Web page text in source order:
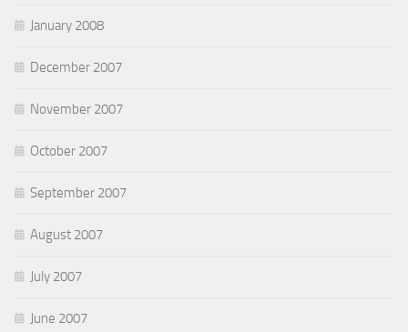
January 2008
December 2007
November 2007
October 2007
September 2007
August 2007
July 2007
June 2007